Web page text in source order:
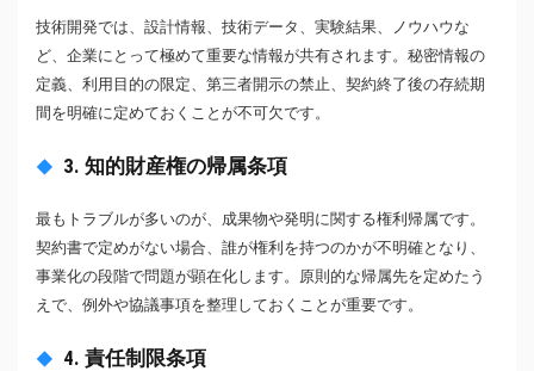
技術開発では、設計情報、技術データ、実験結果、ノウハウな
ど、企業にとって極めて重要な情報が共有されます。秘密情報の
定義、利用目的の限定、第三者開示の禁止、契約終了後の存続期
間を明確に定めておくことが不可欠です。
3. 知的財産権の帰属条項
最もトラブルが多いのが、成果物や発明に関する権利帰属です。
契約書で定めがない場合、誰が権利を持つのかが不明確となり、
事業化の段階で問題が顕在化します。原則的な帰属先を定めたう
えで、例外や協議事項を整理しておくことが重要です。
4. 責任制限条項